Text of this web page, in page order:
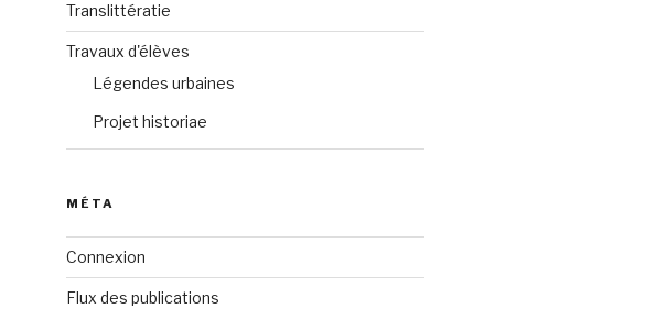
Translittératie
Travaux d'élèves
Légendes urbaines
Projet historiae
MÉTA
Connexion
Flux des publications